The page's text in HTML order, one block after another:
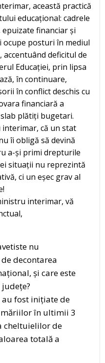
această practică
educațional: cadrele
financiar și
ocupe posturi în mediul
deficitul de
Educației, prin lipsa
în continuare,
în conflict deschis cu
financiară a
plătiți bugetari.
că un stat
îi obligă să devină
a-și primi drepturile
situații nu reprezintă
ci un eșec grav al
interimar, vă
nu
decontarea
și care este
fost inițiate de
în ultimii 3
cheltuielilor de
totală a